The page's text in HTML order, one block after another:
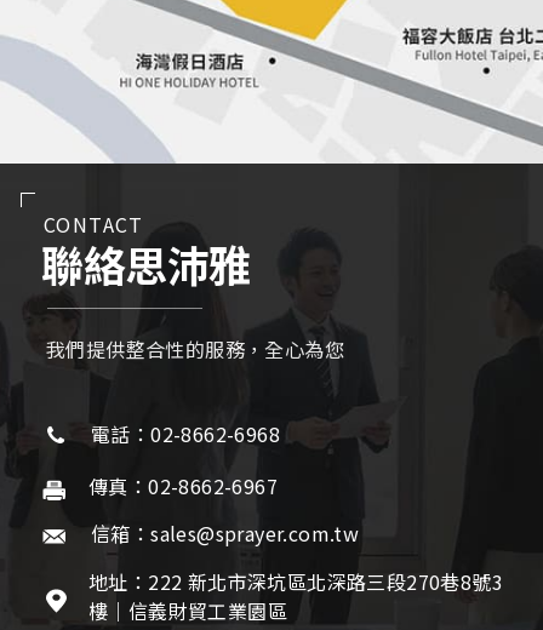
CONTACT
聯絡思沛雅
我們提供整合性的服務，全心為您
電話：02-8662-6968
傳真：02-8662-6967
信箱：sales@sprayer.com.tw
地址：222 新北市深坑區北深路三段270巷8號3
樓｜信義財貿工業園區